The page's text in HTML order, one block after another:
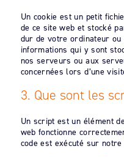
Un cookie est un petit
de ce site web et stocké
dur de votre ordinateur ou
informations qui y sont
nos serveurs ou aux
concernées lors d’une
3. Que sont les
Un script est un élément
web fonctionne
code est exécuté sur